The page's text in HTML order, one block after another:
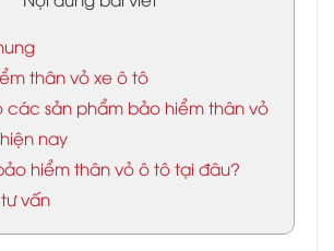
thân vỏ xe ô tô
các sản phẩm bảo hiểm thân vỏ
nay
hiểm thân vỏ ô tô tại đâu?
vấn